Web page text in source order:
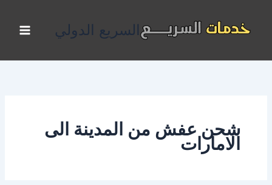
المحتوى
السريع الدولي
شحن عفش من المدينة الى
الامارات